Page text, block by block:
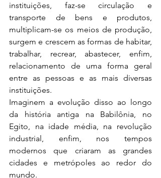
instituições, faz-se circulação e
transporte de bens e produtos,
multiplicam-se os meios de produção,
surgem e crescem as formas de habitar,
trabalhar, recrear, abastecer, enfim,
relacionamento de uma forma geral
entre as pessoas e as mais diversas
instituições.
Imaginem a evolução disso ao longo
da história antiga na Babilônia, no
Egito, na idade média, na revolução
industrial, enfim, nos tempos
modernos que criaram as grandes
cidades e metrópoles ao redor do
mundo.